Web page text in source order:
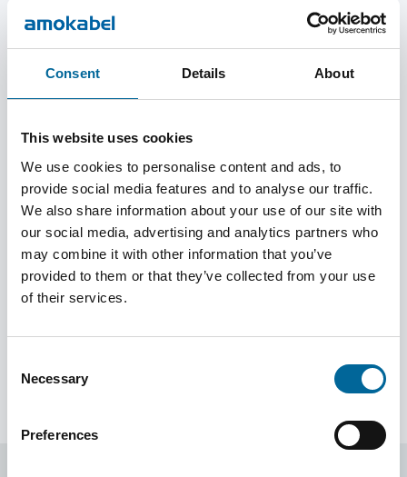
Consent Details About
This website uses cookies
We use cookies to personalise content and ads, to
provide social media features and to analyse our traffic.
We also share information about your use of our site with
our social media, advertising and analytics partners who
may combine it with other information that you’ve
provided to them or that they’ve collected from your use
of their services.
Selection
Necessary
Preferences
AmoSoft